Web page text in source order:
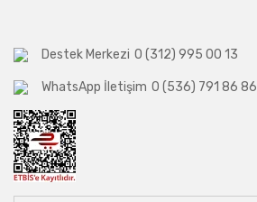
Destek Merkezi 0 (312) 995 00 13
WhatsApp İletişim 0 (536) 791 86 86